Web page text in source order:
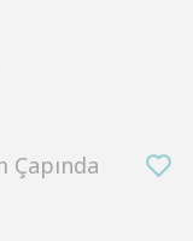
Çapında